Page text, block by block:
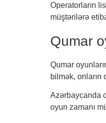
Operatorların
müştərilərə
Qumar
Qumar
bilmək, onların
Azərbaycanda
oyun zamanı